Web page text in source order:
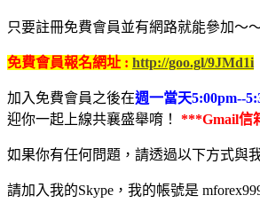
只要註冊免費會員並有網路就能參加～
免費會員報名網址 : http://goo.gl/9JMd1i
加入免費會員之後在週一當天5:00pm--
迎你一起上線共襄盛舉唷！ ***Gmail信
如果你有任何問題，請透過以下方式與
請加入我的Skype，我的帳號是